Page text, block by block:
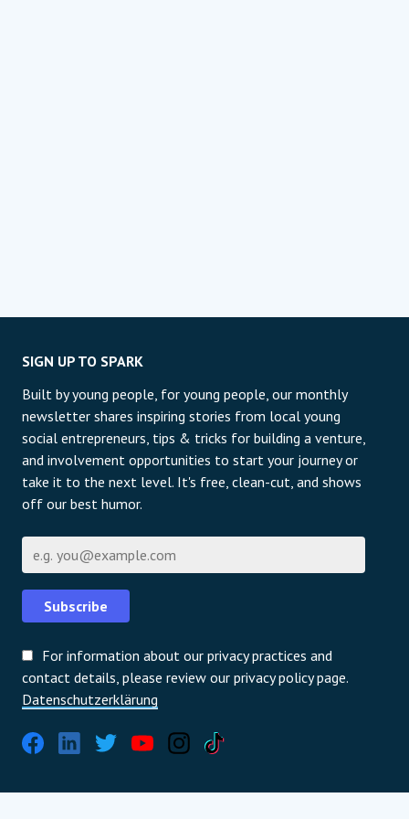
SIGN UP TO SPARK
Built by young people, for young people, our monthly
newsletter shares inspiring stories from local young
social entrepreneurs, tips & tricks for building a venture,
and involvement opportunities to start your journey or
take it to the next level. It's free, clean-cut, and shows
off our best humor.
Subscribe
For information about our privacy practices and
contact details, please review our privacy policy page.
Datenschutzerklärung